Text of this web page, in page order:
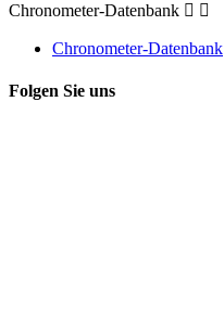
Chronometer-Datenbank  
Chronometer-Datenbank
Folgen Sie uns